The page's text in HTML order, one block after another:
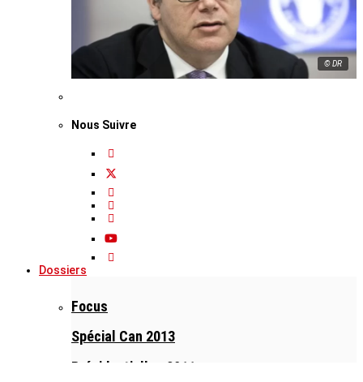
© DR
Nous Suivre
Dossiers
Focus
Spécial Can 2013
Présidentielles 2011